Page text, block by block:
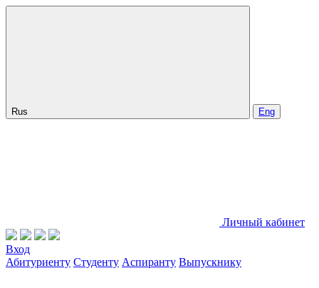
Rus Eng
Личный кабинет
Вход
Абитуриенту Студенту Аспиранту Выпускнику